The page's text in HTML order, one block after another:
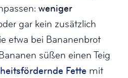
weniger
gar kein zusätzlich
etwa bei Bananenbrot
süßen einen Teig
Fette mit